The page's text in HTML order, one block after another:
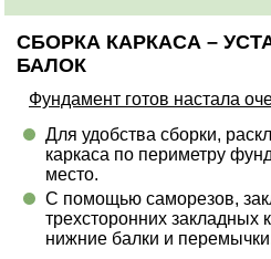
СБОРКА КАРКАСА –
БАЛОК
Фундамент готов настала
Для удобства сборки,
каркаса по периметру
место.
С помощью саморезов,
трехсторонних
нижние балки и